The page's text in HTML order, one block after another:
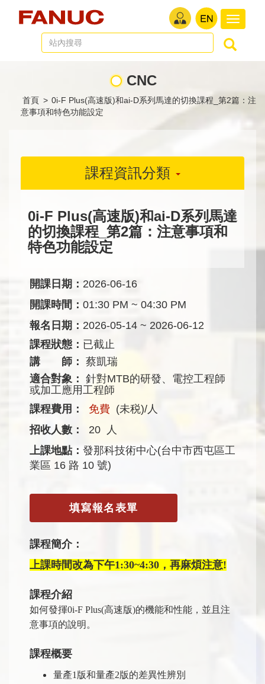
切
換
導
CNC
首頁 > 0i-F Plus(高速版)和ai-D系列馬達的切換課程_第2篇：注
意事項和特色功能設定
課程資訊分類
0i-F Plus(高速版)和ai-D系列馬達
的切換課程_第2篇：注意事項和
特色功能設定
開課日期： 2026-06-16
開課時間： 01:30 PM ~ 04:30 PM
報名日期： 2026-05-14 ~ 2026-06-12
課程狀態： 已截止
講 師： 蔡凱瑞
適合對象： 針對MTB的研發、電控工程師
或加工應用工程師
課程費用：
免費 (未税)/人
招收人數：
20 人
上課地點： 發那科技術中心(台中市西屯區工
業區 16 路 10 號)
填寫報名表單
課程簡介：
上課時間改為下午1:30~4:30，再麻煩注意!
課程介紹
如何發揮0i-F Plus(高速版)的機能和性能，並且注
意事項的說明。
課程概要
量產1版和量產2版的差異性辨別